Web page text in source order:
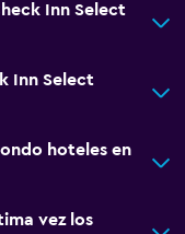
Inn Select
Inn Select
hoteles en
vez los